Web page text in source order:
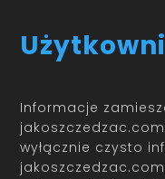
Informacje
wyłącznie czysto